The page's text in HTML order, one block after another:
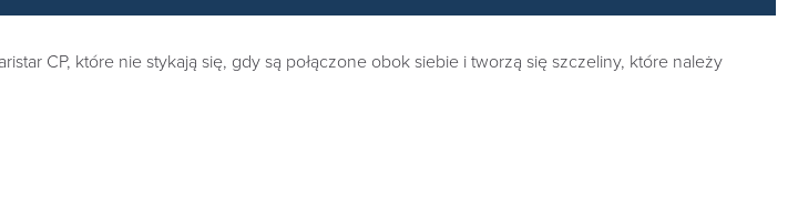
CP, które nie stykają się, gdy są połączone obok siebie i tworzą się szczeliny, które należy